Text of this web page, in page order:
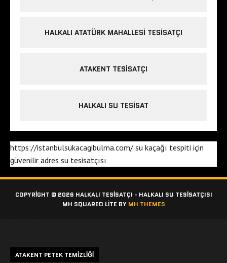
HALKALI ATATÜRK MAHALLESI TESISATÇI
ATAKENT TESISATÇI
HALKALI SU TESISAT
https://istanbulsukacagibulma.com/ su kaçağı tespiti için
güvenilir adres su tesisatçısı
COPYRIGHT © 2026 HALKALI TESISATÇI - HALKALI SU TESISATÇISI
MH SQUARED LITE BY MH THEMES
ATAKENT PETEK TEMIZLIĞI